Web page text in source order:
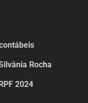
Rocha
2024